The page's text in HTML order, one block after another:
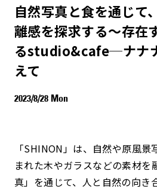
自然写真と食を通じて
離感を探求する〜存在
るstudio&cafe─ナナ
えて
2023/8/28 Mon
「SHINON」は、自然や原風
まれた木やガラスなどの素材を
真」を通じて、人と自然の向き